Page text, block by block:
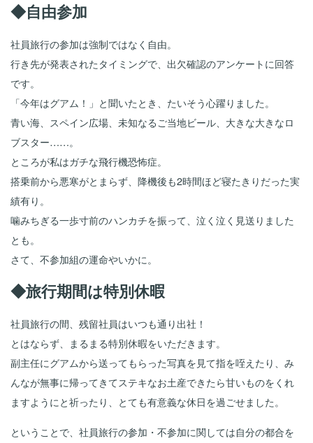
◆自由参加
社員旅行の参加は強制ではなく自由。
行き先が発表されたタイミングで、出欠確認のアンケートに回答
です。
「今年はグアム！」と聞いたとき、たいそう心躍りました。
青い海、スペイン広場、未知なるご当地ビール、大きな大きなロ
ブスター……。
ところが私はガチな飛行機恐怖症。
搭乗前から悪寒がとまらず、降機後も2時間ほど寝たきりだった実
績有り。
噛みちぎる一歩寸前のハンカチを振って、泣く泣く見送りました
とも。
さて、不参加組の運命やいかに。
◆旅行期間は特別休暇
社員旅行の間、残留社員はいつも通り出社！
とはならず、まるまる特別休暇をいただきます。
副主任にグアムから送ってもらった写真を見て指を咥えたり、み
んなが無事に帰ってきてステキなお土産できたら甘いものをくれ
ますようにと祈ったり、とても有意義な休日を過ごせました。
ということで、社員旅行の参加・不参加に関しては自分の都合を